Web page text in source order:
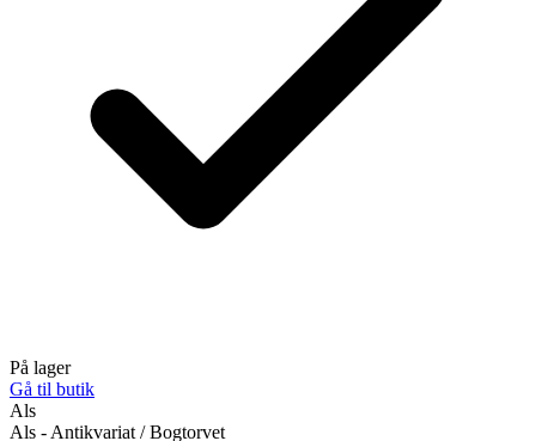
På lager
Gå til butik
Als
Als - Antikvariat / Bogtorvet